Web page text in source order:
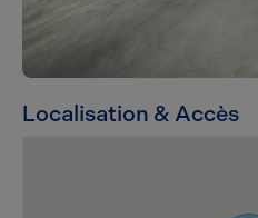
Localisation & Accès